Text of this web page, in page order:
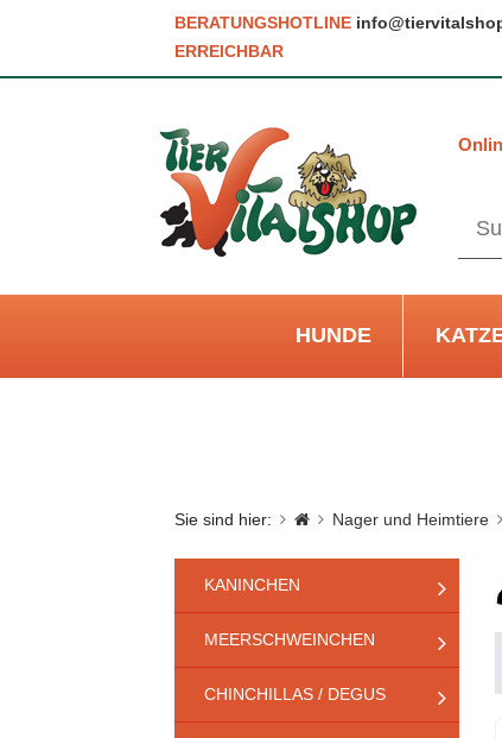
BERATUNGSHOTLINE
ERREICHBAR
HUNDE
Sie sind hier: Nager und Heimtiere
KANINCHEN
MEERSCHWEINCHEN
CHINCHILLAS / DEGUS